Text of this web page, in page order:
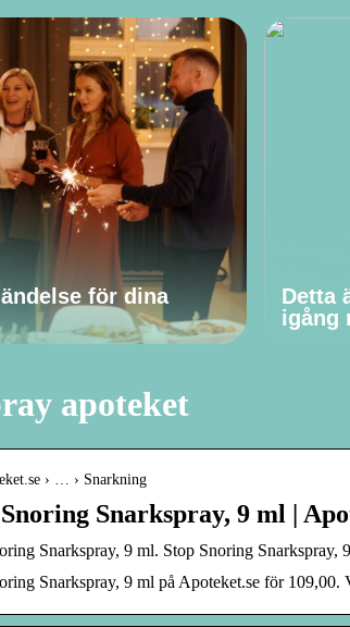
för dina
Detta
igång
apoteket
› … › Snarkning
Snarkspray, 9 ml |
Snarkspray, 9 ml. Stop Snoring
Snarkspray, 9 ml på Apoteket.se för